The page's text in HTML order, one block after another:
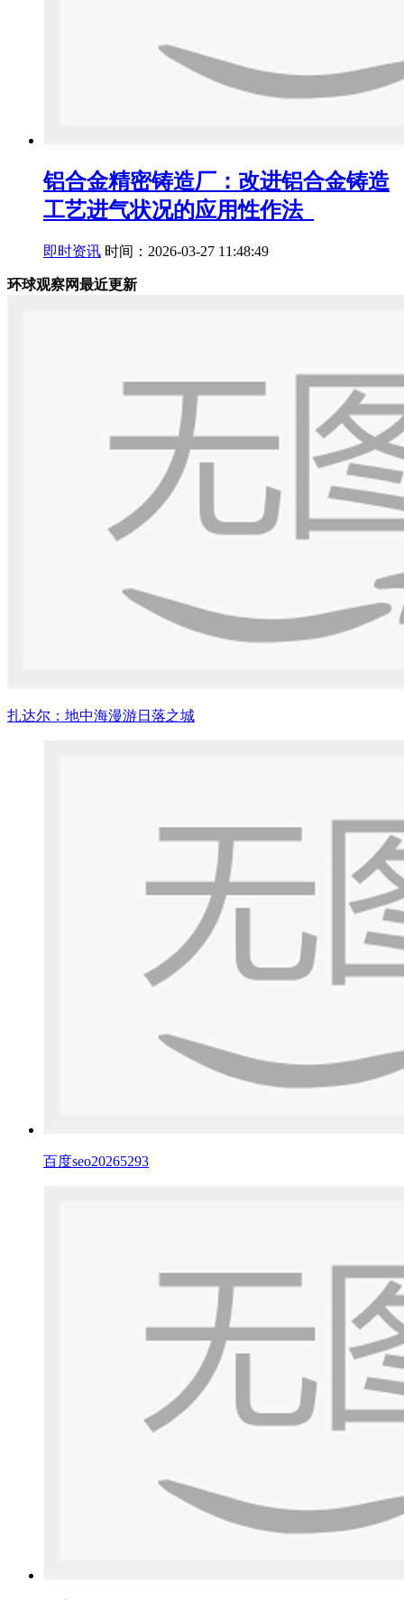
铝合金精密铸造厂：改进铝合金铸造
工艺进气状况的应用性作法_
即时资讯 时间：2026-03-27 11:48:49
环球观察网最近更新
扎达尔：地中海漫游日落之城
百度seo20265293